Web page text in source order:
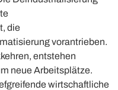
die
vorantrieben.
entstehen
neue Arbeitsplätze.
wirtschaftliche